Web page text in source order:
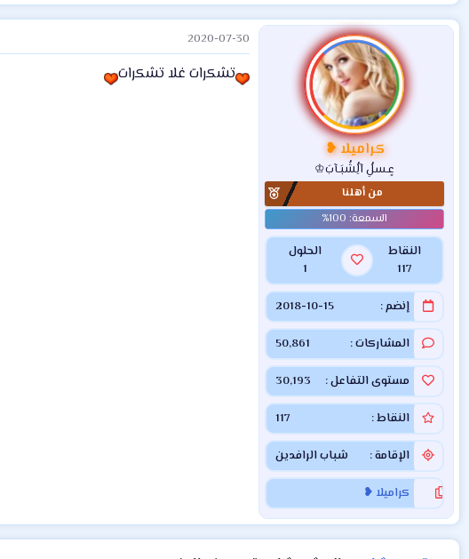
كراميلا ❥
عٍـسلُِ آلُِشُبَـآبَ♔
من أهلنا
النقاط
117
الحلول
1
إنضم 2018-10-15
المشاركات 50,861
مستوى التفاعل 30,193
النقاط 117
الإقامة شباب الرافدين
كراميلا ❥
2020-07-30
تشكرات غلا تشكرات